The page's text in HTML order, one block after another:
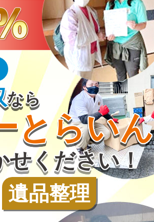
なら
とらいん
せください！
遺品整理